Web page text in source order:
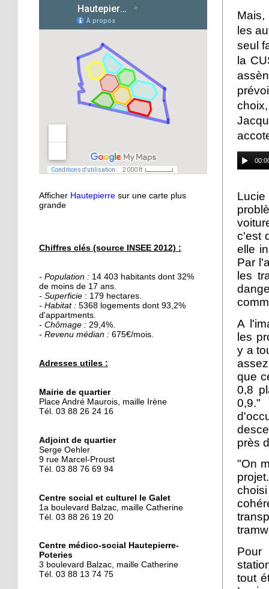
Table et Culture entre en
scène
21 septembre 2015
Nouvelle médiathèque :
les usagers satisfaits
18 septembre 2015
pour le lycée musulman
18 septembre 2015
ne les avez jamais vues
De la Passerelle au
16 septembre 2015
Table et Culture
déménage
Des gâteaux contre un
25 septembre 2014
24 septembre 2014
24 septembre 2014
attendre
23 septembre 2014
Afficher Hautepierre sur une carte plus
grande
Chiffres clés (source INSEE 2012) :
- Population : 14 403 habitants dont 32%
de moins de 17 ans.
- Superficie : 179 hectares.
- Habitat : 5368 logements dont 93,2%
d'appartments.
- Chômage : 29,4%.
- Revenu médian : 675€/mois.
Adresses utiles :
Mairie de quartier
Place André Maurois, maille Irène
Tél. 03 88 26 24 16
Adjoint de quartier
Serge Oehler
9 rue Marcel-Proust
Tél. 03 88 76 69 94
Centre social et culturel le Galet
1a boulevard Balzac, maille Catherine
Tél. 03 88 26 19 20
Centre médico-social Hautepierre-
Poteries
3 boulevard Balzac, maille Catherine
Tél. 03 88 13 74 75
Mais,
les
seul
la
Lucie
c'est
elle
Par
les
A
les
y a
que
0,8
0,9."
près
"On
Pour
tout